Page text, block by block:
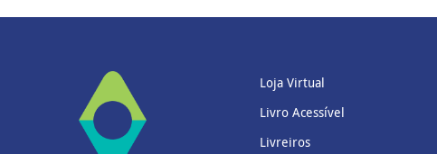
Loja Virtual
Livro Acessível
Livreiros